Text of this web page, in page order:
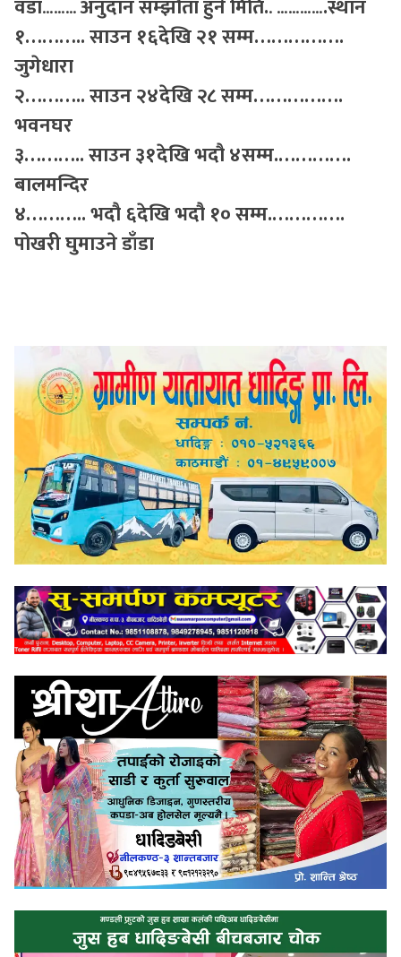
वडा………अनुदान सम्झौता हुने मिति.. ………….स्थान
१……….. साउन १६देखि २१ सम्म…………….
जुगेधारा
२……….. साउन २४देखि २८ सम्म…………….
भवनघर
३……….. साउन ३१देखि भदौ ४सम्म.………….
बालमन्दिर
४……….. भदौ ६देखि भदौ १० सम्म.………….
पोखरी घुमाउने डाँडा